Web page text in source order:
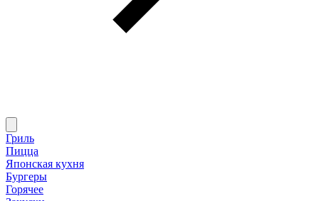
Гриль
Пицца
Японская кухня
Бургеры
Горячее